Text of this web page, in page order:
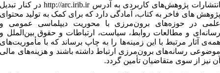
انتشارات پژوهش‌های کاربردی به آدرس http://arc.irib.ir در کنار تبدیل
پژوهش های فاخر به کتاب، آمادگی دارد که برای کمک به تولید محتوای
علمی در حوزه‌های برون‌مرزی با محوریت دیپلماسی عمومی و
رسانه‌ای و مطالعات روابط، سیاست، ارتباطات و حقوق بین‌الملل و
همه‌ی آثار مرتبط با این زمینه‌ها را به چاپ برساند که با مأموریت‌‌های
موضوعی رسانه‌های برون‌مرزی ارتباط داشته باشند و هزینه‌های مالی
آن نیز از سوی متقاضیان تأمین گردد.